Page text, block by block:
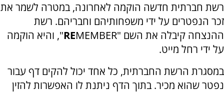
רשת חברתית חדשה הוקמה לאחרונה, במטרה לשמר את
זכר הנפטרים על ידי משפחותיהם וחבריהם. רשת
ההנצחה קיבלה את השם "
REMEMBER", והיא הוקמה
על ידי רחל מייט.
במסגרת הרשת החברתית, כל אחד יכול להקים דף עבור
נפטר שהוא מכיר. בתוך הדף ניתנת לו האפשרות להזין